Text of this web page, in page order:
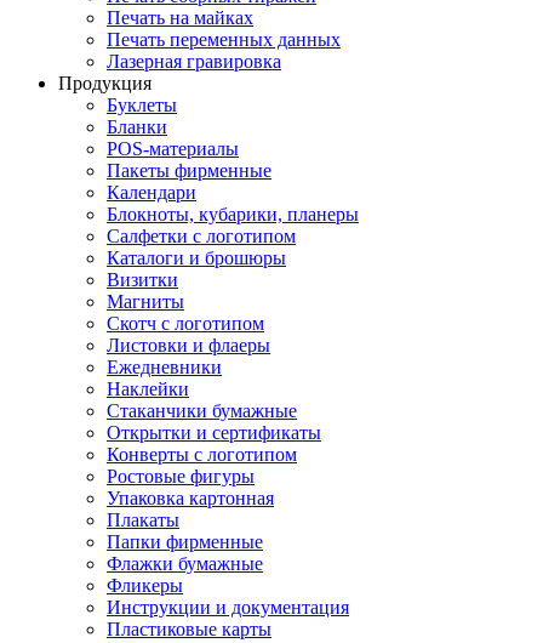
Печать на майках
Печать переменных данных
Лазерная гравировка
Продукция
Буклеты
Бланки
POS-материалы
Пакеты фирменные
Календари
Блокноты, кубарики, планеры
Салфетки с логотипом
Каталоги и брошюры
Визитки
Магниты
Скотч с логотипом
Листовки и флаеры
Ежедневники
Наклейки
Стаканчики бумажные
Открытки и сертификаты
Конверты с логотипом
Ростовые фигуры
Упаковка картонная
Плакаты
Папки фирменные
Флажки бумажные
Фликеры
Инструкции и документация
Пластиковые карты